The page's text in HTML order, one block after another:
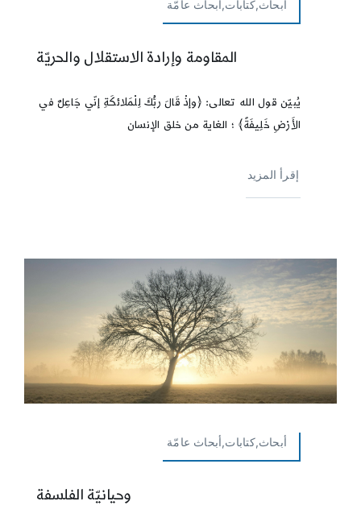
أبحاث,كتابات,أبحاث عامّة
المقاومة وإرادة الاستقلال والحريّة
يُبيّن قول الله تعالى: ﴿وإذْ قَالَ ربُّكَ لِلْمَلائكَةِ إنّي جَاعِلٌ في
الأَرْضِ خَلِيفَةً﴾ ؛ الغاية من خلق الإنسان
إقرأ المزيد
أبحاث,كتابات,أبحاث عامّة
وحيانيّة الفلسفة